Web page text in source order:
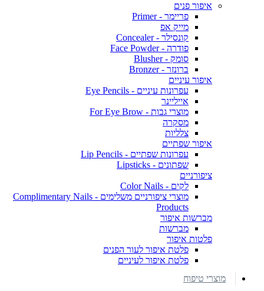
איפור פנים
פריימר - Primer
מייק אפ
קונסילר - Concealer
פודרה - Face Powder
סומק - Blusher
ברונזר - Bronzer
איפור עיניים
עפרונות עיניים - Eye Pencils
אייליינר
מוצרי גבות - For Eye Brow
מסקרה
צלליות
איפור שפתיים
עפרונות שפתיים - Lip Pencils
שפתונים - Lipsticks
ציפורניים
לקים - Color Nails
מוצרי ציפורניים משלימים - Complimentary Nails
Products
מברשות איפור
מברשות
פלטות איפור
פלטת איפור לעור הפנים
פלטת איפור לעיניים
מוצרי טיפוח